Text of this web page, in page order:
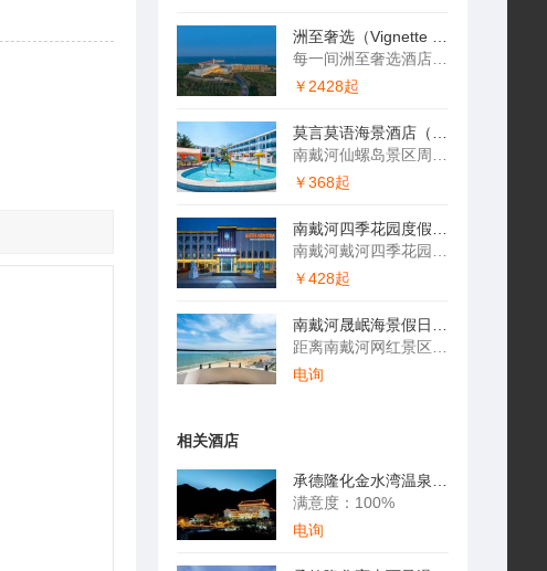
￥2428起
￥368起
￥428起
电询
相关酒店
满意度：100%
电询